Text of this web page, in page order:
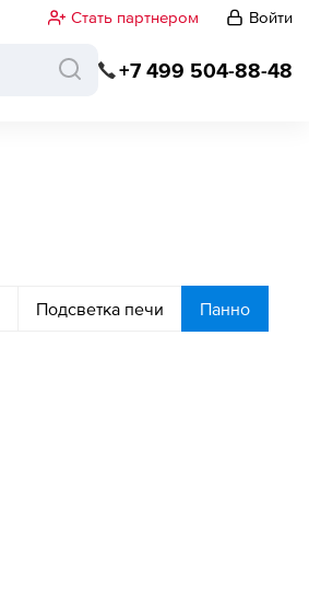
Стать партнером Войти
+7 499 504-88-48
Подсветка печи Панно